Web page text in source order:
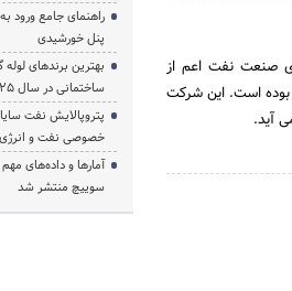
های صنعت نفت اعم از
بوده است. این شرکت
آید.
راهنمای جامع ورود
پنل خورشیدی
بهترین برندهای لوله
ساختمانی در سال ۲۰۲۵
پتروپالایش نفت
خصوصی نفت و
آمارها و داده‌های
سوییچ منتشر شد